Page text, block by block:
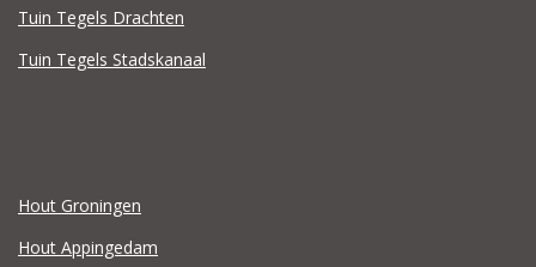
Tuin Tegels Drachten
Tuin Tegels Stadskanaal
Hout Groningen
Hout Appingedam